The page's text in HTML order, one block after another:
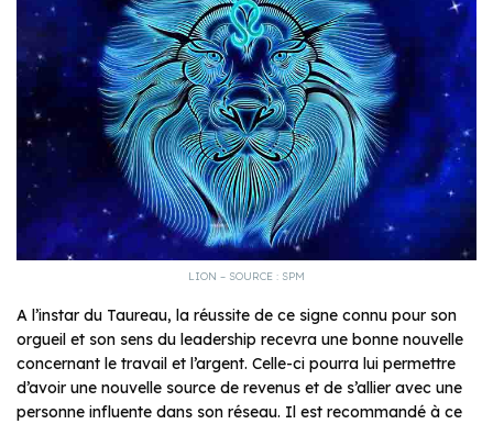
LION – SOURCE : SPM
A l’instar du Taureau, la réussite de ce signe connu pour son
orgueil et son sens du leadership recevra une bonne nouvelle
concernant le travail et l’argent. Celle-ci pourra lui permettre
d’avoir une nouvelle source de revenus et de s’allier avec une
personne influente dans son réseau. Il est recommandé à ce